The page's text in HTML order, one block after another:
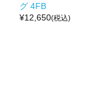
グ 4FB
¥12,650(税込)